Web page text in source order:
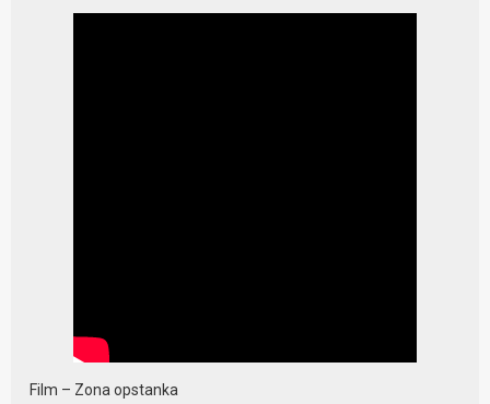
Film – Zona opstanka